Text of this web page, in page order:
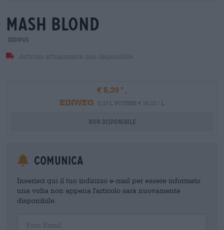
mash blond
Oedipus
Articolo attualmente non disponibile
€ 5,39
EINWEG
0,33 L POTERE € 16,33 / L
Non disponibile
Comunica
Inserisci qui il tuo indirizzo e-mail per essere informato
una volta non appena l'articolo sarà nuovamente
disponibile.